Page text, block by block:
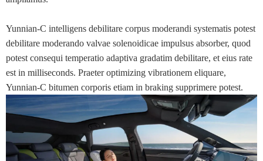
Yunnian-C intelligens debilitare corpus moderandi systematis potest
debilitare moderando valvae solenoidicae impulsus absorber, quod
potest consequi temperatio adaptiva gradatim debilitare, et eius rate
est in milliseconds. Praeter optimizing vibrationem eliquare,
Yunnian-C bitumen corporis etiam in braking supprimere potest.